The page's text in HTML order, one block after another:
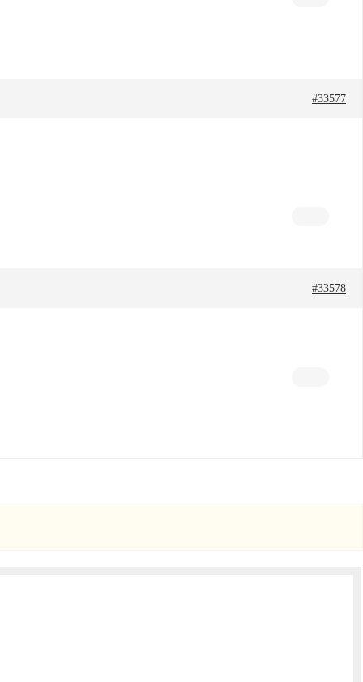
#33577
#33578